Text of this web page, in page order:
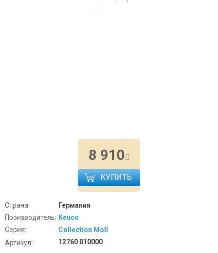
8 910
КУПИТЬ
Страна:
Германия
Производитель: Keuco
Серия:
Collection Moll
Артикул:
12760 010000